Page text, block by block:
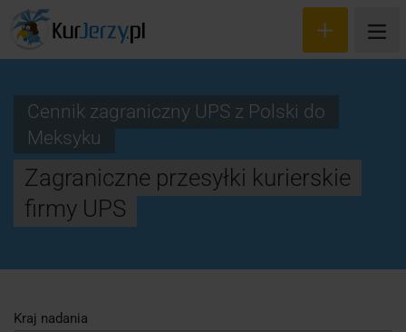
Wyceń przesyłkę
Zamów kuriera
Blog
Cennik zagraniczny UPS z Polski do
Meksyku
Zagraniczne przesyłki kurierskie
firmy UPS
Kraj nadania